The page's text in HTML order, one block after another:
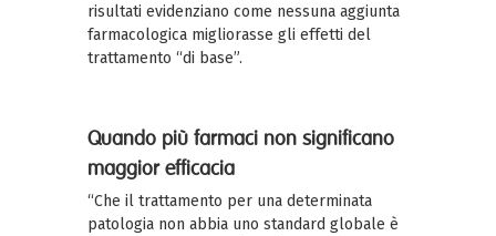
risultati evidenziano come nessuna aggiunta
farmacologica migliorasse gli effetti del
trattamento “di base”.
Quando più farmaci non significano
maggior efficacia
“Che il trattamento per una determinata
patologia non abbia uno standard globale è